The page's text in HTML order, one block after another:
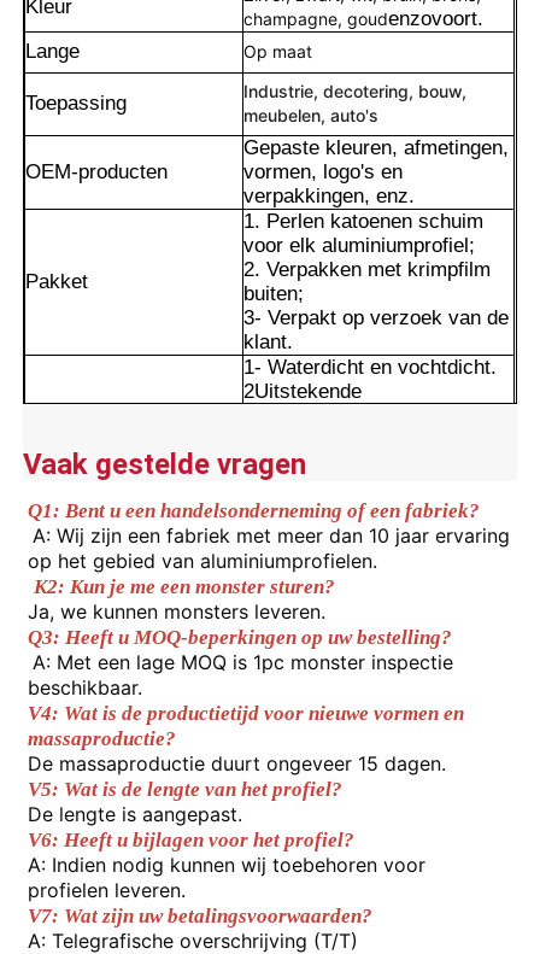
Producten
Over ons
Fabriekstocht
Kwaliteitscontrole
Neem contact met ons op
Nieuws
Offerte Aanvragen
Kleur
champagne, goudenzovoort.
Lange
Op maat
Toepassing
Industrie, decotering, bouw,
meubelen, auto's
OEM-producten
Gepaste kleuren, afmetingen,
vormen, logo's en
verpakkingen, enz.
Pakket
1. Perlen katoenen schuim
voor elk aluminiumprofiel;
2. Verpakken met krimpfilm
buiten;
3- Verpakt op verzoek van de
klant.
Voordelen
1- Waterdicht en vochtdicht.
2Uitstekende
3Een glad oppervlak met
langdurig kleurbehoud.
4Precieze uitsnijding en
zorgvuldige behandeling van
de hoek.
Vaak gestelde vragen
Q1: Bent u een handelsonderneming of een fabriek?
A: Wij zijn een fabriek met meer dan 10 jaar ervaring
op het gebied van aluminiumprofielen.
K2: Kun je me een monster sturen?
Ja, we kunnen monsters leveren.
Q3: Heeft u MOQ-beperkingen op uw bestelling?
A: Met een lage MOQ is 1pc monster inspectie
beschikbaar.
V4: Wat is de productietijd voor nieuwe vormen en
massaproductie?
De massaproductie duurt ongeveer 15 dagen.
V5: Wat is de lengte van het profiel?
De lengte is aangepast.
V6: Heeft u bijlagen voor het profiel?
A: Indien nodig kunnen wij toebehoren voor
profielen leveren.
V7: Wat zijn uw betalingsvoorwaarden?
A: Telegrafische overschrijving (T/T)